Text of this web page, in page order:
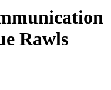
Rawls